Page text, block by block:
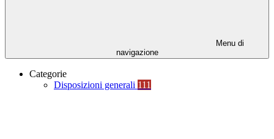
Menu di
navigazione
Categorie
Disposizioni generali 111